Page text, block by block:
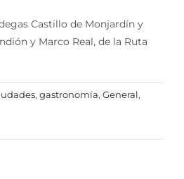
Castillo de Monjardín y
y Marco Real, de la Ruta
, gastronomí­a, General,